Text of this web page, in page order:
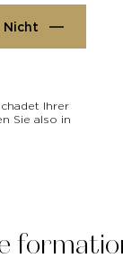
Nicht
Ihrer
Sie also in